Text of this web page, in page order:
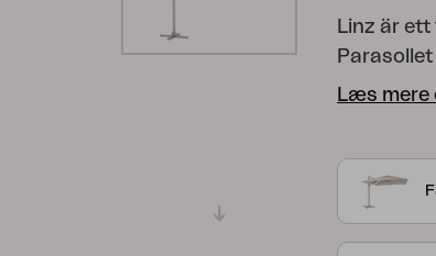
Lomma
Linz är
av 250 g
Læs mere